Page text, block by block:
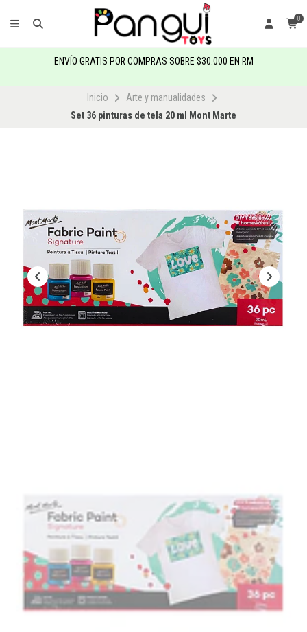
0
ENVÍO GRATIS POR COMPRAS SOBRE $30.000 EN RM
Inicio
Arte y manualidades
Set 36 pinturas de tela 20 ml Mont Marte